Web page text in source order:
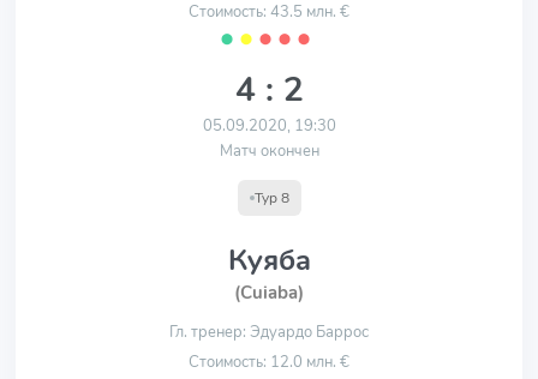
Стоимость: 43.5 млн. €
⬤ ⬤ ⬤ ⬤ ⬤
4 : 2
05.09.2020, 19:30
Матч окончен
Тур 8
Куяба
(Cuiaba)
Гл. тренер: Эдуардо Баррос
Стоимость: 12.0 млн. €